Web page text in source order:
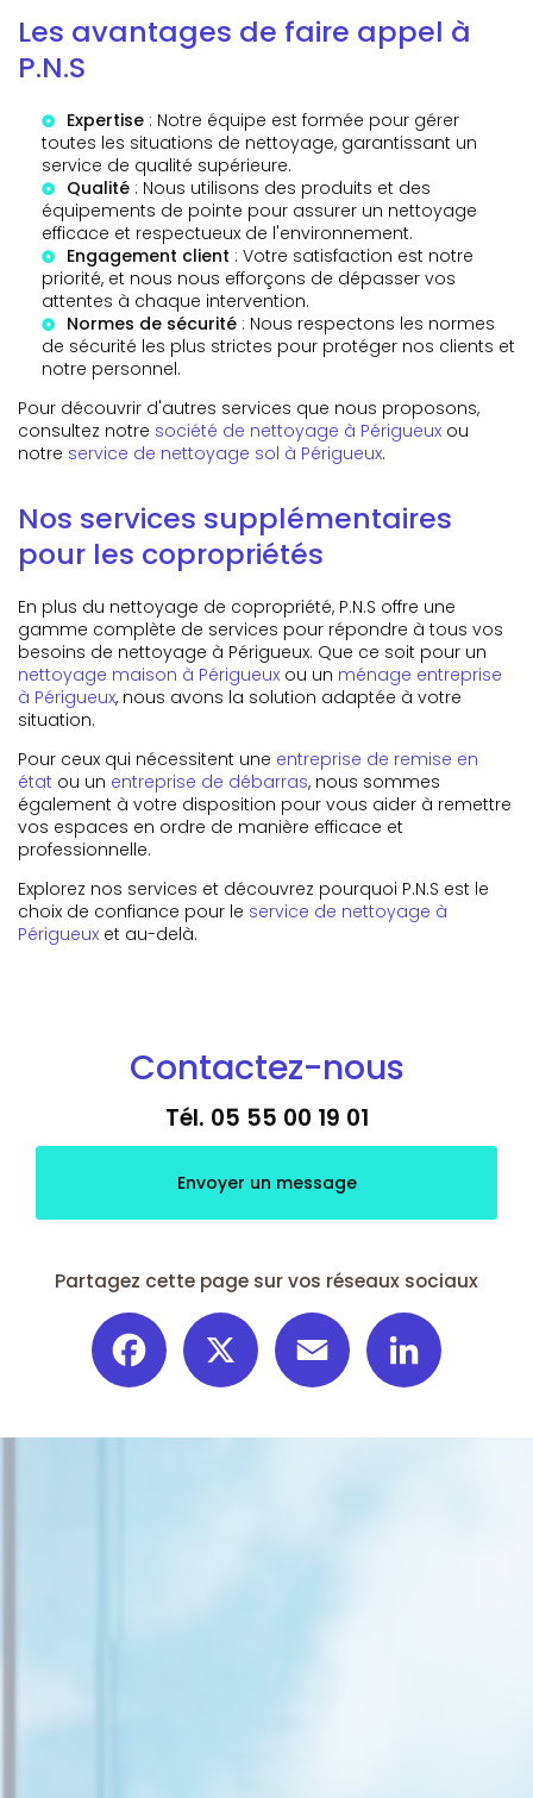
Les avantages de faire appel à
P.N.S
Expertise : Notre équipe est formée pour gérer
toutes les situations de nettoyage, garantissant un
service de qualité supérieure.
Qualité : Nous utilisons des produits et des
équipements de pointe pour assurer un nettoyage
efficace et respectueux de l'environnement.
Engagement client : Votre satisfaction est notre
priorité, et nous nous efforçons de dépasser vos
attentes à chaque intervention.
Normes de sécurité : Nous respectons les normes
de sécurité les plus strictes pour protéger nos clients et
notre personnel.
Pour découvrir d'autres services que nous proposons,
consultez notre société de nettoyage à Périgueux ou
notre service de nettoyage sol à Périgueux.
Nos services supplémentaires
pour les copropriétés
En plus du nettoyage de copropriété, P.N.S offre une
gamme complète de services pour répondre à tous vos
besoins de nettoyage à Périgueux. Que ce soit pour un
nettoyage maison à Périgueux ou un ménage entreprise
à Périgueux, nous avons la solution adaptée à votre
situation.
Pour ceux qui nécessitent une entreprise de remise en
état ou un entreprise de débarras, nous sommes
également à votre disposition pour vous aider à remettre
vos espaces en ordre de manière efficace et
professionnelle.
Explorez nos services et découvrez pourquoi P.N.S est le
choix de confiance pour le service de nettoyage à
Périgueux et au-delà.
Contactez-nous
Tél. 05 55 00 19 01
Envoyer un message
Partagez cette page sur vos réseaux sociaux
Facebook Email